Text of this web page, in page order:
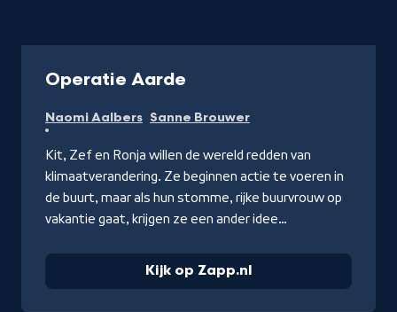
Operatie Aarde
op
Zapp.nl
Naomi Aalbers Sanne Brouwer
Kit, Zef en Ronja willen de wereld redden van
klimaatverandering. Ze beginnen actie te voeren in
de buurt, maar als hun stomme, rijke buurvrouw op
vakantie gaat, krijgen ze een ander idee…
Kijk op Zapp.nl